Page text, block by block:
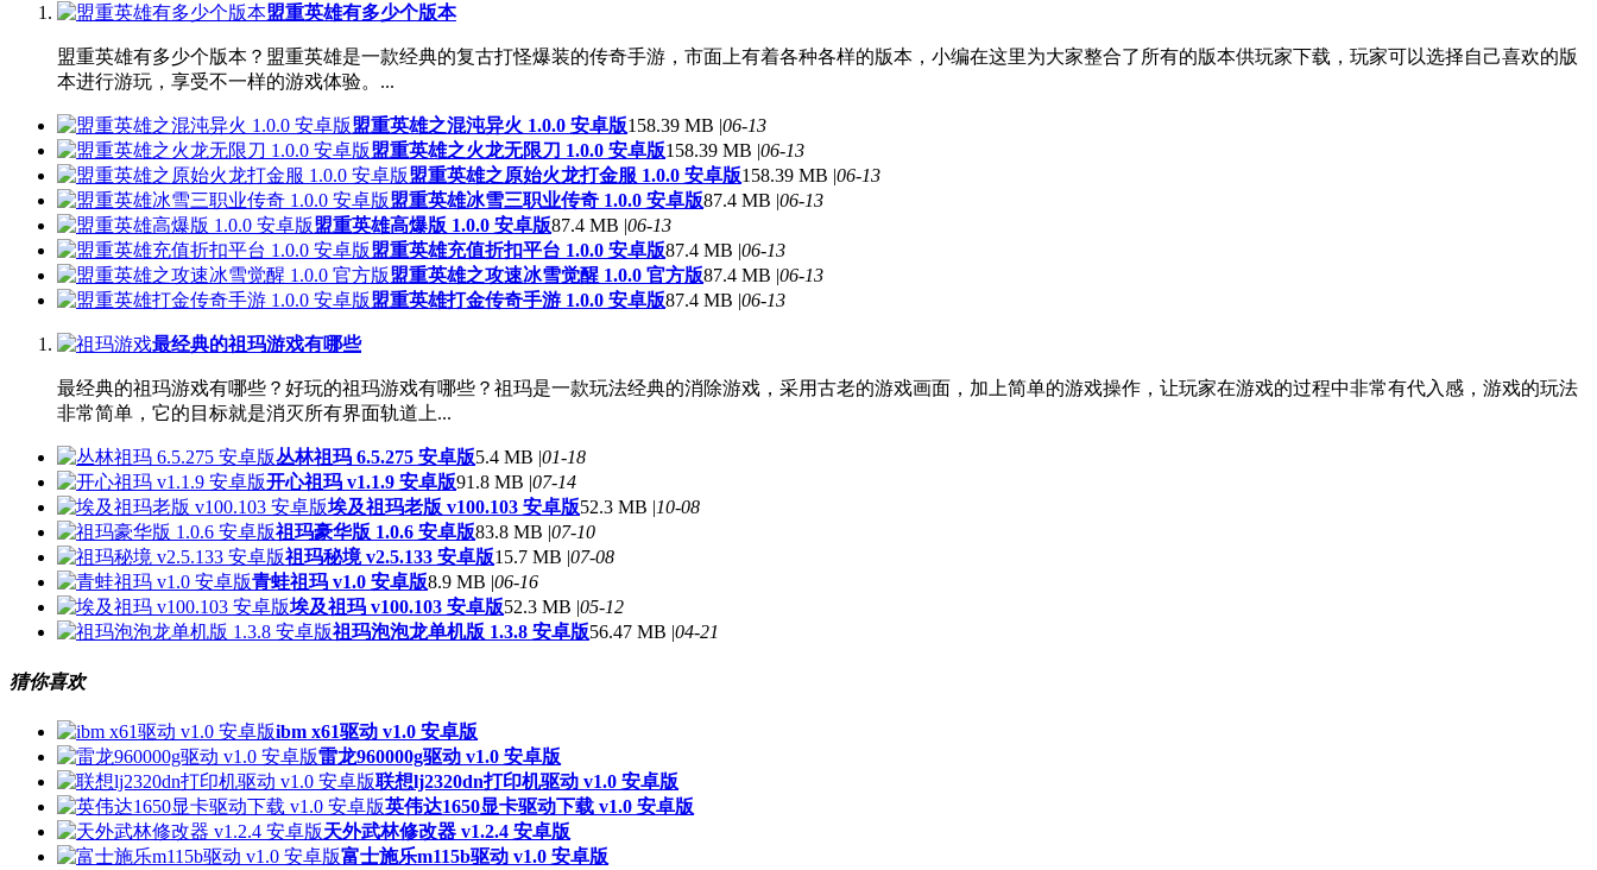
盟重英雄有多少个版本
盟重英雄有多少个版本？盟重英雄是一款经典的复古打怪爆装的传奇手游，市面上有着各种各样的版本，小编在这里为大家整合了所有的版本供玩家下载，玩家可以选择自己喜欢的版
本进行游玩，享受不一样的游戏体验。...
盟重英雄之混沌异火 1.0.0 安卓版158.39 MB |06-13
盟重英雄之火龙无限刀 1.0.0 安卓版158.39 MB |06-13
盟重英雄之原始火龙打金服 1.0.0 安卓版158.39 MB |06-13
盟重英雄冰雪三职业传奇 1.0.0 安卓版87.4 MB |06-13
盟重英雄高爆版 1.0.0 安卓版87.4 MB |06-13
盟重英雄充值折扣平台 1.0.0 安卓版87.4 MB |06-13
盟重英雄之攻速冰雪觉醒 1.0.0 官方版87.4 MB |06-13
盟重英雄打金传奇手游 1.0.0 安卓版87.4 MB |06-13
最经典的祖玛游戏有哪些
最经典的祖玛游戏有哪些？好玩的祖玛游戏有哪些？祖玛是一款玩法经典的消除游戏，采用古老的游戏画面，加上简单的游戏操作，让玩家在游戏的过程中非常有代入感，游戏的玩法
非常简单，它的目标就是消灭所有界面轨道上...
丛林祖玛 6.5.275 安卓版5.4 MB |01-18
开心祖玛 v1.1.9 安卓版91.8 MB |07-14
埃及祖玛老版 v100.103 安卓版52.3 MB |10-08
祖玛豪华版 1.0.6 安卓版83.8 MB |07-10
祖玛秘境 v2.5.133 安卓版15.7 MB |07-08
青蛙祖玛 v1.0 安卓版8.9 MB |06-16
埃及祖玛 v100.103 安卓版52.3 MB |05-12
祖玛泡泡龙单机版 1.3.8 安卓版56.47 MB |04-21
猜你喜欢
ibm x61驱动 v1.0 安卓版
雷龙960000g驱动 v1.0 安卓版
联想lj2320dn打印机驱动 v1.0 安卓版
英伟达1650显卡驱动下载 v1.0 安卓版
天外武林修改器 v1.2.4 安卓版
富士施乐m115b驱动 v1.0 安卓版